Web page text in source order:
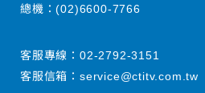
總機：(02)6600-7766
客服專線： 02-2792-3151
客服信箱： service@ctitv.com.tw